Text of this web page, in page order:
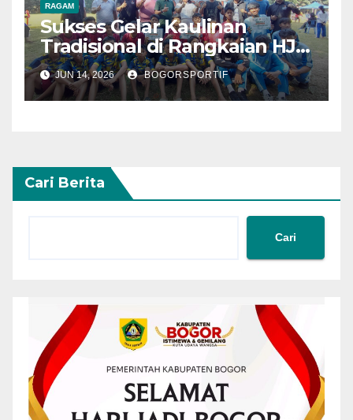
RAGAM
Sukses Gelar Kaulinan
Tradisional di Rangkaian HJB
544
JUN 14, 2026 BOGORSPORTIF
Cari Berita
Cari